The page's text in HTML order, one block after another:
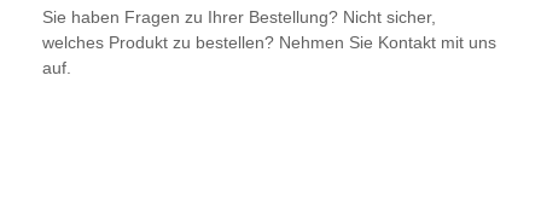
Sie haben Fragen zu Ihrer Bestellung? Nicht sicher,
welches Produkt zu bestellen? Nehmen Sie Kontakt mit uns
auf.